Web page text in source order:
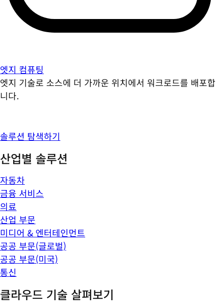
엣지 컴퓨팅
엣지 기술로 소스에 더 가까운 위치에서 워크로드를 배포합
니다.
솔루션 탐색하기
산업별 솔루션
자동차
금융 서비스
의료
산업 부문
미디어 & 엔터테인먼트
공공 부문(글로벌)
공공 부문(미국)
통신
클라우드 기술 살펴보기